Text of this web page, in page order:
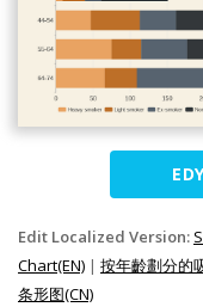
Edit Localized Version:
Chart(EN) | 按年齡劃分的
条形图(CN)